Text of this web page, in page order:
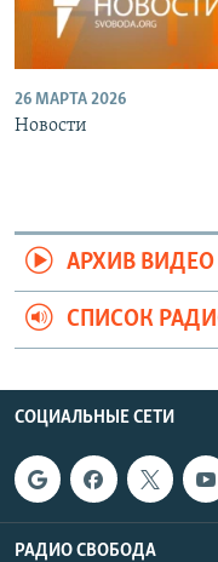
26 МАРТА 2026
Новости
АРХИВ ВИДЕО
СПИСОК
СОЦИАЛЬНЫЕ СЕТИ
РАДИО СВОБОДА